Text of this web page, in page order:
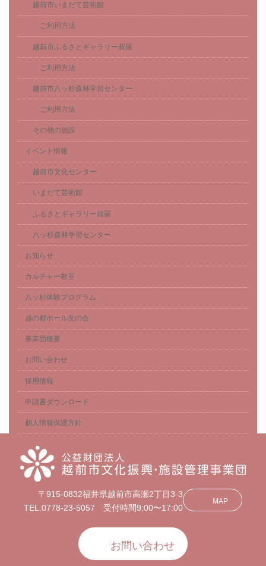
越前市いまだて芸術館
ご利用方法
越前市ふるさとギャラリー叔羅
ご利用方法
越前市八ッ杉森林学習センター
ご利用方法
その他の施設
イベント情報
越前市文化センター
いまだて芸術館
ふるさとギャラリー叔羅
八ッ杉森林学習センター
お知らせ
カルチャー教室
八ッ杉体験プログラム
越の都ホール友の会
事業団概要
お問い合わせ
採用情報
申請書ダウンロード
個人情報保護方針
〒915-0832福井県越前市高瀬2丁目3-3
TEL.0778-23-5057 受付時間9:00〜17:00
MAP
お問い合わせ